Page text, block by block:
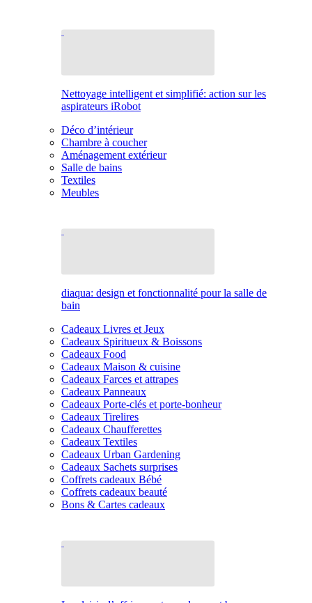
Nettoyage intelligent et simplifié: action sur les
aspirateurs iRobot
Déco d’intérieur
Chambre à coucher
Aménagement extérieur
Salle de bains
Textiles
Meubles
diaqua: design et fonctionnalité pour la salle de
bain
Cadeaux Livres et Jeux
Cadeaux Spiritueux & Boissons
Cadeaux Food
Cadeaux Maison & cuisine
Cadeaux Farces et attrapes
Cadeaux Panneaux
Cadeaux Porte-clés et porte-bonheur
Cadeaux Tirelires
Cadeaux Chaufferettes
Cadeaux Textiles
Cadeaux Urban Gardening
Cadeaux Sachets surprises
Coffrets cadeaux Bébé
Coffrets cadeaux beauté
Bons & Cartes cadeaux